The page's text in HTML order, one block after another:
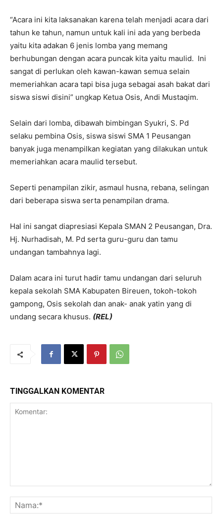
“Acara ini kita laksanakan karena telah menjadi acara dari
tahun ke tahun, namun untuk kali ini ada yang berbeda
yaitu kita adakan 6 jenis lomba yang memang
berhubungan dengan acara puncak kita yaitu maulid. Ini
sangat di perlukan oleh kawan-kawan semua selain
memeriahkan acara tapi bisa juga sebagai asah bakat dari
siswa siswi disini” ungkap Ketua Osis, Andi Mustaqim.
Selain dari lomba, dibawah bimbingan Syukri, S. Pd
selaku pembina Osis, siswa siswi SMA 1 Peusangan
banyak juga menampilkan kegiatan yang dilakukan untuk
memeriahkan acara maulid tersebut.
Seperti penampilan zikir, asmaul husna, rebana, selingan
dari beberapa siswa serta penampilan drama.
Hal ini sangat diapresiasi Kepala SMAN 2 Peusangan, Dra.
Hj. Nurhadisah, M. Pd serta guru-guru dan tamu
undangan tambahnya lagi.
Dalam acara ini turut hadir tamu undangan dari seluruh
kepala sekolah SMA Kabupaten Bireuen, tokoh-tokoh
gampong, Osis sekolah dan anak- anak yatin yang di
undang secara khusus. (REL)
TINGGALKAN KOMENTAR